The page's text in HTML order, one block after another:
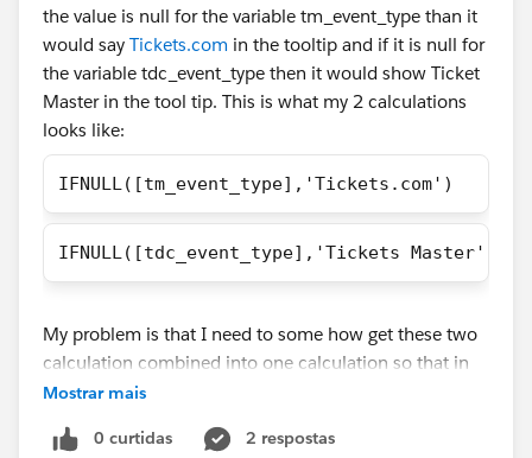
the value is null for the variable tm_event_type than it
would say Tickets.com in the tooltip and if it is null for
the variable tdc_event_type then it would show Ticket
Master in the tool tip. This is what my 2 calculations
looks like:
IFNULL([tm_event_type],'Tickets.com')
IFNULL([tdc_event_type],'Tickets Master')
My problem is that I need to some how get these two
calculation combined into one calculation so that in
the tooltip it only shows the ticket provider for each
the ticket provider and something else which I don't
Mostrar mais
0 curtidas
2 respostas